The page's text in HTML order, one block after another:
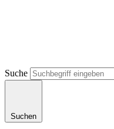
Suche
Suchen